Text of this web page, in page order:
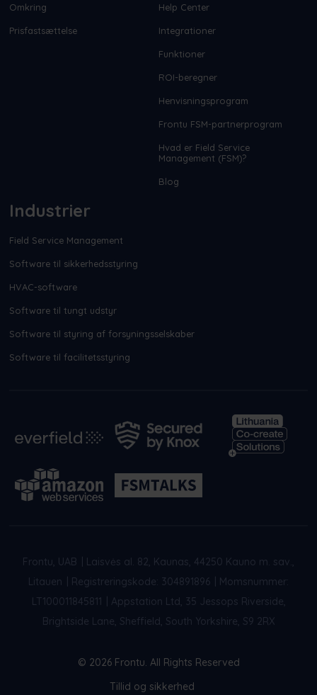
Omkring
Prisfastsættelse
Help Center
Integrationer
Funktioner
ROI-beregner
Henvisningsprogram
Frontu FSM-partnerprogram
Hvad er Field Service
Management (FSM)?
Blog
Industrier
Field Service Management
Software til sikkerhedsstyring
HVAC-software
Software til tungt udstyr
Software til styring af forsyningsselskaber
Software til facilitetsstyring
Frontu, UAB
Laisvės al. 82, Kaunas, 44250 Kauno m. sav.,
Litauen
Registreringskode: 304891896
Momsnummer:
LT100011845811
Appstation Ltd, 35 Jessops Riverside,
Brightside Lane, Sheffield, South Yorkshire, S9 2RX
© 2026 Frontu. All Rights Reserved
Tillid og sikkerhed